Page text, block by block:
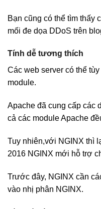
Bạn cũng có thể tìm thấy
mối đe dọa DDoS trên
Tính dễ tương thích
Các web server có thể
module.
Apache đã cung cấp các
cả các module Apache
Tuy nhiên,với NGINX thì
2016 NGINX mới hỗ trợ
Trước đây, NGINX cần
vào nhị phân NGINX.